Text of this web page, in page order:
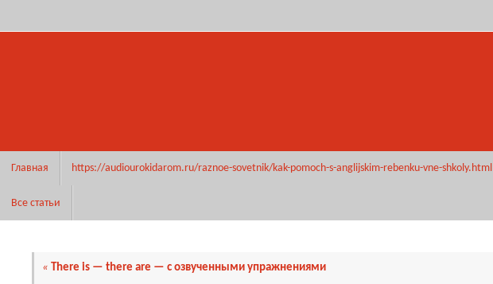
к
Главная https://audiourokidarom.ru/raznoe-sovetnik/kak-pomoch-s-anglijskim-rebenku-vne-shkoly.html
Все статьи
« There is — there are — с озвученными упражнениями